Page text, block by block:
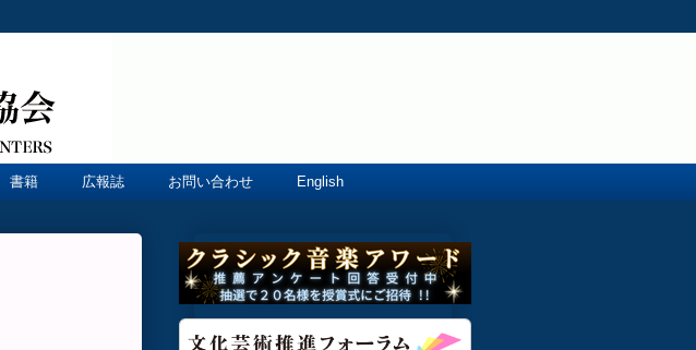
書籍 広報誌 お問い合わせ English